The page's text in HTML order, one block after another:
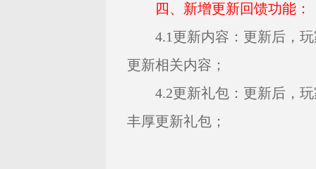
四、新增更新回馈功能：
4.1更新内容：更新后，
更新相关内容；
4.2更新礼包：更新后，
丰厚更新礼包；